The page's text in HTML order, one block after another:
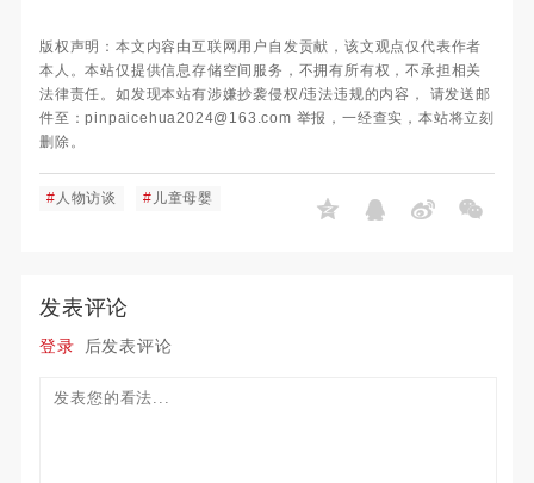
版权声明：本文内容由互联网用户自发贡献，该文观点仅代表作者
本人。本站仅提供信息存储空间服务，不拥有所有权，不承担相关
法律责任。如发现本站有涉嫌抄袭侵权/违法违规的内容， 请发送邮
件至：pinpaicehua2024@163.com 举报，一经查实，本站将立刻
删除。
# 人物访谈 # 儿童母婴
发表评论
登录 后发表评论